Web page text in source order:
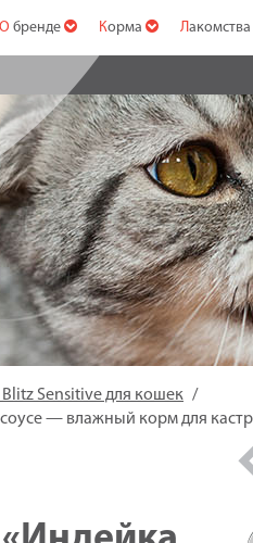
О бренде Корма Лакомства
Sensitive для кошек
— влажный корм для